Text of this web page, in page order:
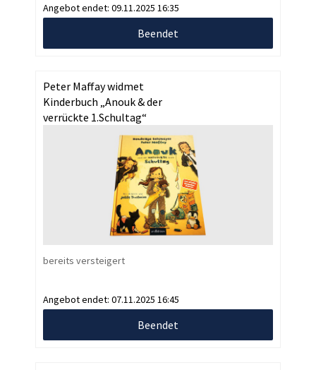
Angebot endet: 09.11.2025 16:35
Beendet
Peter Maffay widmet
Kinderbuch „Anouk & der
verrückte 1.Schultag“
bereits versteigert
Angebot endet: 07.11.2025 16:45
Beendet